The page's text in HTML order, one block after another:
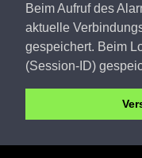
Beim Aufruf des
aktuelle
gespeichert. Beim
(Session-ID)
OSL FW